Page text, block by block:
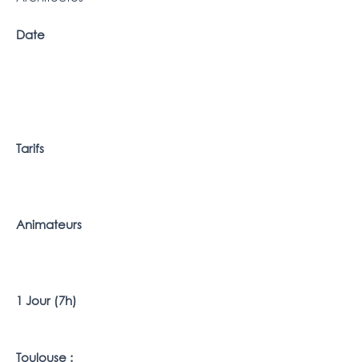
Date
Tarifs
Animateurs
1 Jour (7h)
Toulouse :